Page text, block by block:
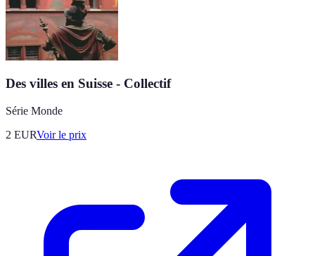
Des villes en Suisse - Collectif
Série Monde
2 EURVoir le prix